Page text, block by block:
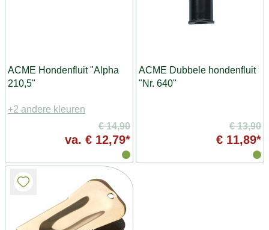
ACME Hondenfluit "Alpha
210,5"
+2 andere kleuren
€ 14,90
va. € 12,79*
ACME Dubbele hondenfluit
"Nr. 640"
€ 13,90
€ 11,89*